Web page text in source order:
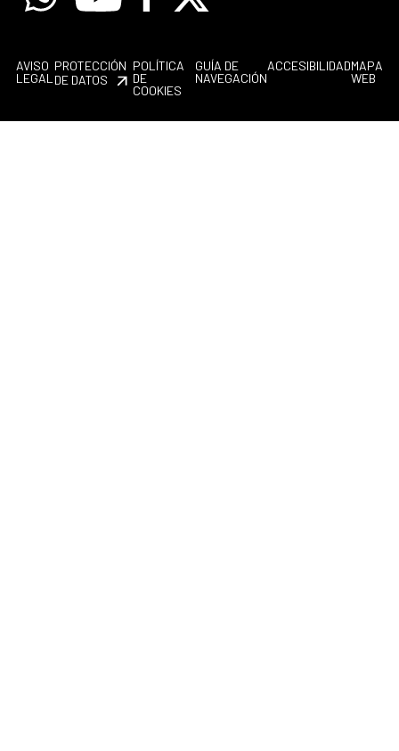
AVISO
LEGAL
PROTECCIÓN
DE DATOS
POLÍTICA
DE
COOKIES
GUÍA DE
NAVEGACIÓN
ACCESIBILIDADMAPA
WEB